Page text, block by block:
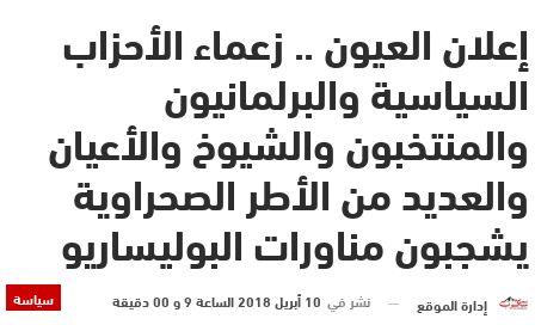
إعلان العيون .. زعماء الأحزاب
السياسية والبرلمانيون
والمنتخبون والشيوخ والأعيان
والعديد من الأطر الصحراوية
يشجبون مناورات البوليساريو
سياسة إدارة الموقع نشر في 10 أبريل 2018 الساعة 9 و 00 دقيقة